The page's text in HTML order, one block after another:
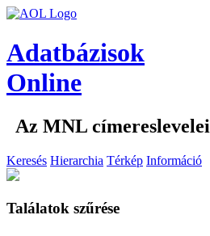
Adatbázisok
Online
Az MNL címereslevelei
Keresés Hierarchia Térkép Információ
Találatok szűrése